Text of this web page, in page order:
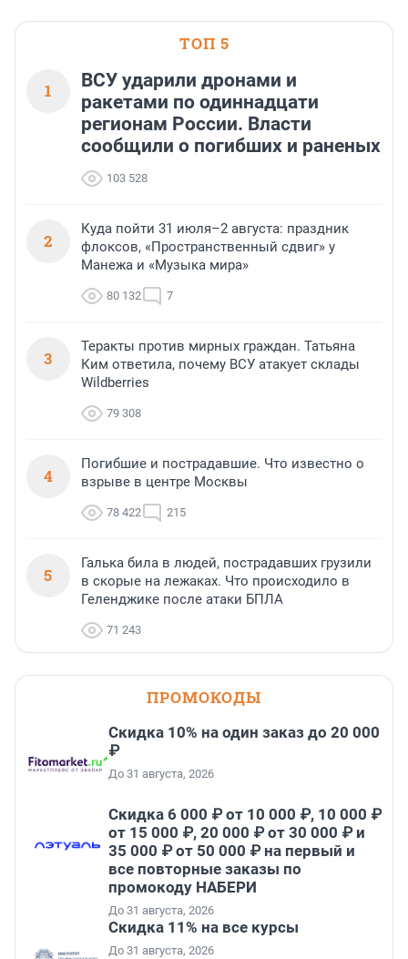
ТОП 5
1
ВСУ ударили дронами и
ракетами по одиннадцати
регионам России. Власти
сообщили о погибших и раненых
103 528
2
Куда пойти 31 июля–2 августа: праздник
флоксов, «Пространственный сдвиг» у
Манежа и «Музыка мира»
80 132 7
3
Теракты против мирных граждан. Татьяна
Ким ответила, почему ВСУ атакует склады
Wildberries
79 308
4
Погибшие и пострадавшие. Что известно о
взрыве в центре Москвы
78 422 215
5
Галька била в людей, пострадавших грузили
в скорые на лежаках. Что происходило в
Геленджике после атаки БПЛА
71 243
ПРОМОКОДЫ
Скидка 10% на один заказ до 20 000
₽
До 31 августа, 2026
Скидка 6 000 ₽ от 10 000 ₽, 10 000 ₽
от 15 000 ₽, 20 000 ₽ от 30 000 ₽ и
35 000 ₽ от 50 000 ₽ на первый и
все повторные заказы по
промокоду НАБЕРИ
До 31 августа, 2026
Скидка 11% на все курсы
До 31 августа, 2026